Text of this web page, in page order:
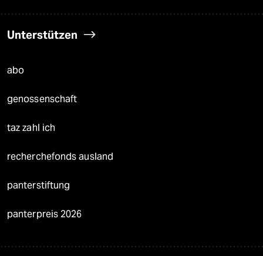
Unterstützen
abo
genossenschaft
taz zahl ich
recherchefonds ausland
panterstiftung
panterpreis 2026